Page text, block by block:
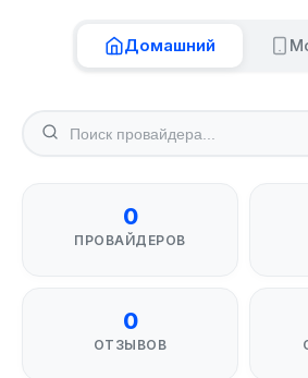
Домашний
0
ПРОВАЙДЕРОВ
0
ОТЗЫВОВ